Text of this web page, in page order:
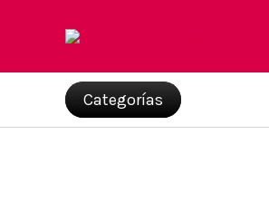
Categorías